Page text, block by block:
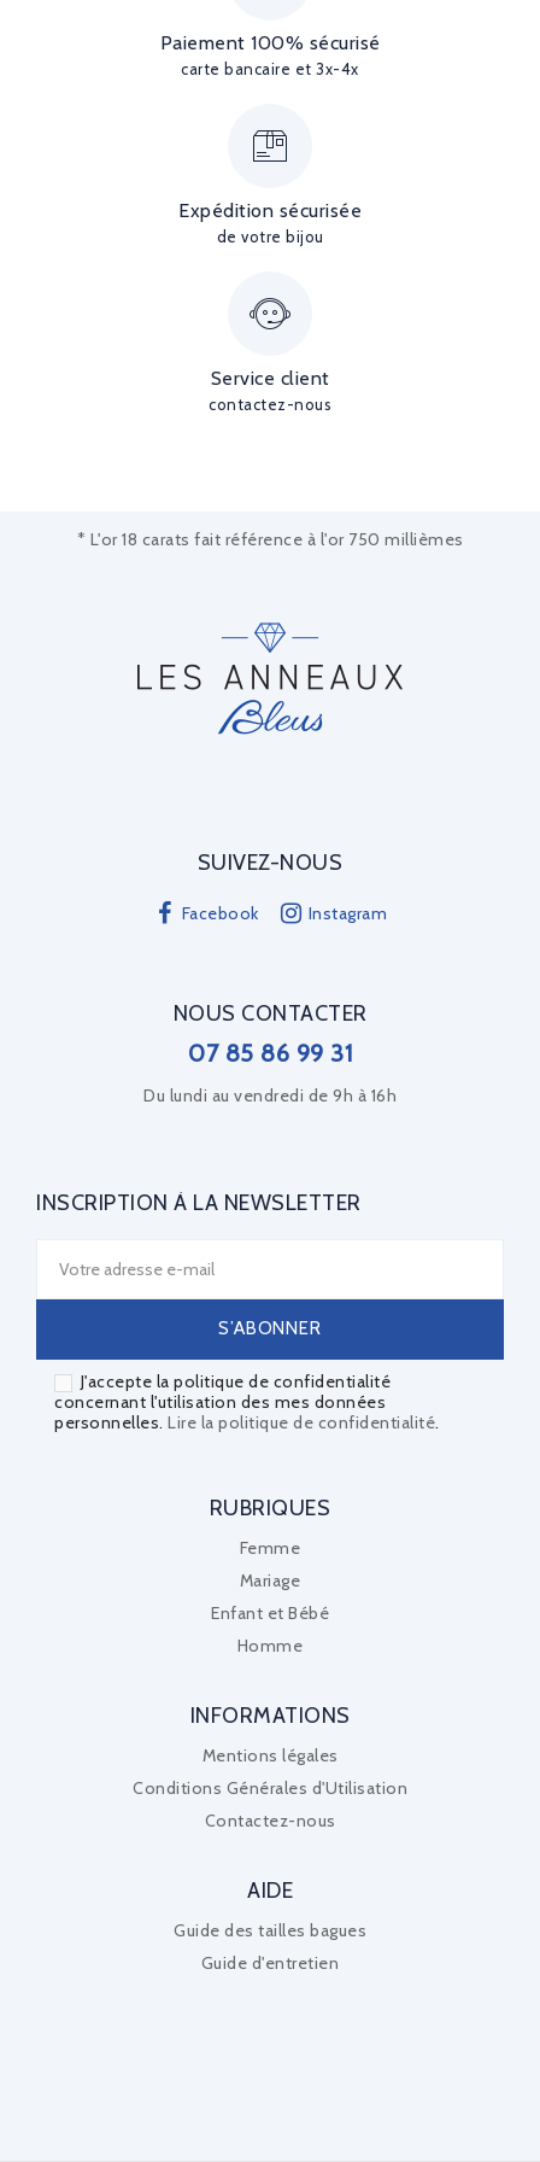
Paiement 100% sécurisé
carte bancaire et 3x-4x
Expédition sécurisée
de votre bijou
Service client
contactez-nous
* L'or 18 carats fait référence à l'or 750 millièmes
SUIVEZ-NOUS
Facebook Instagram
NOUS CONTACTER
07 85 86 99 31
Du lundi au vendredi de 9h à 16h
INSCRIPTION À LA NEWSLETTER
J'accepte la politique de confidentialité
concernant l'utilisation des mes données
personnelles. Lire la politique de confidentialité.
RUBRIQUES
Femme
Mariage
Enfant et Bébé
Homme
INFORMATIONS
Mentions légales
Conditions Générales d'Utilisation
Contactez-nous
AIDE
Guide des tailles bagues
Guide d'entretien